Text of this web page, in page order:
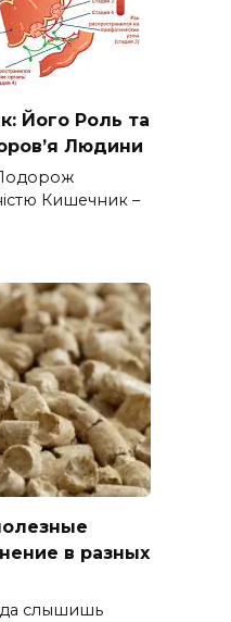
Його Роль та
Людини
Кишечник –
в разных
слышишь